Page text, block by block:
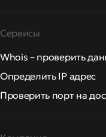
Сервисы
Whois – проверить
Определить IP адрес
Проверить порт на